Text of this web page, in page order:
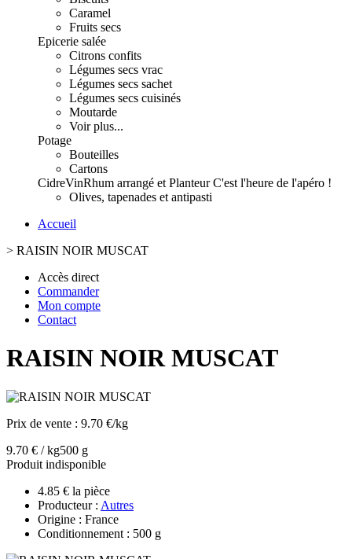
Caramel
Fruits secs
Epicerie salée
Citrons confits
Légumes secs vrac
Légumes secs sachet
Légumes secs cuisinés
Moutarde
Voir plus...
Potage
Bouteilles
Cartons
CidreVinRhum arrangé et PlanteurC'est l'heure de l'apéro !
Olives, tapenades et antipasti
Accueil
> RAISIN NOIR MUSCAT
Accès direct
Commander
Mon compte
Contact
RAISIN NOIR MUSCAT
Prix de vente : 9.70 €/kg
9.70 € / kg500 g
Produit indisponible
4.85 € la pièce
Producteur : Autres
Origine : France
Conditionnement : 500 g